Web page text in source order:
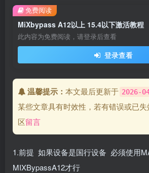
MiXbypass A12以上 15.4以下激活教程
此内容为免费阅读，请登录后查看
登录查看
免费阅读
温馨提示： 本文最后更新于 2026-
某些文章具有时效性，若有错误或已
区留言
1.前提 如果设备是国行设备 必须使用
MIXBypassA12才行